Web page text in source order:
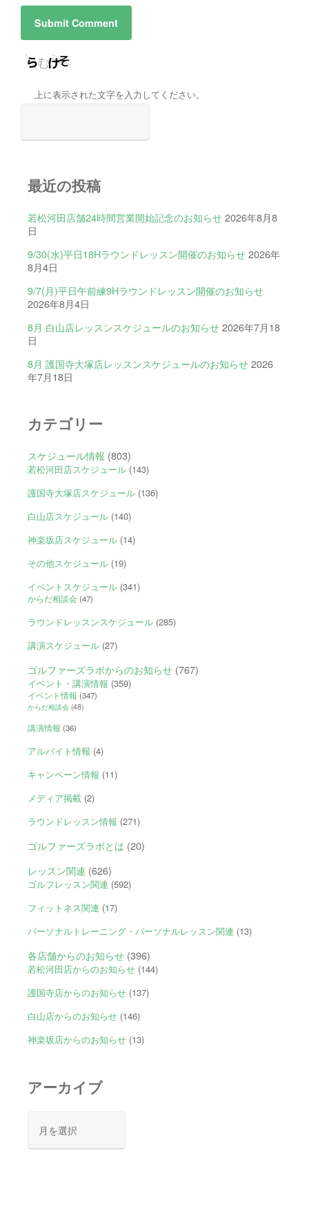
上に表示された文字を入力してください。
最近の投稿
若松河田店舗24時間営業開始記念のお知らせ 2026年8月8
日
9/30(水)平日18Hラウンドレッスン開催のお知らせ 2026年
8月4日
9/7(月)平日午前練9Hラウンドレッスン開催のお知らせ
2026年8月4日
8月 白山店レッスンスケジュールのお知らせ 2026年7月18
日
8月 護国寺大塚店レッスンスケジュールのお知らせ 2026
年7月18日
カテゴリー
スケジュール情報 (803)
若松河田店スケジュール(143)
護国寺大塚店スケジュール(136)
白山店スケジュール(140)
神楽坂店スケジュール(14)
その他スケジュール(19)
イベントスケジュール(341)
からだ相談会(47)
ラウンドレッスンスケジュール(285)
講演スケジュール(27)
ゴルファーズラボからのお知らせ(767)
イベント・講演情報 (359)
イベント情報 (347)
からだ相談会(48)
講演情報 (36)
アルバイト情報 (4)
キャンペーン情報 (11)
メディア掲載(2)
ラウンドレッスン情報 (271)
ゴルファーズラボとは (20)
レッスン関連 (626)
ゴルフレッスン関連 (592)
フィットネス関連 (17)
パーソナルトレーニング・パーソナルレッスン関連 (13)
各店舗からのお知らせ(396)
若松河田店からのお知らせ(144)
護国寺店からのお知らせ(137)
白山店からのお知らせ(146)
神楽坂店からのお知らせ(13)
アーカイブ
カ